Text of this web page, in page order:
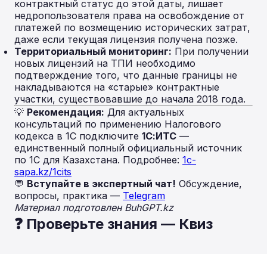
контрактный статус до этой даты, лишает
недропользователя права на освобождение от
платежей по возмещению исторических затрат,
даже если текущая лицензия получена позже.
Территориальный мониторинг: При получении
новых лицензий на ТПИ необходимо
подтверждение того, что данные границы не
накладываются на «старые» контрактные
участки, существовавшие до начала 2018 года.
💡 Рекомендация: Для актуальных
консультаций по применению Налогового
кодекса в 1С подключите 1С:ИТС —
единственный полный официальный источник
по 1С для Казахстана. Подробнее: 1c-
sapa.kz/1cits
💬 Вступайте в экспертный чат! Обсуждение,
вопросы, практика — Telegram
Материал подготовлен BuhGPT.kz
❓ Проверьте знания — Квиз